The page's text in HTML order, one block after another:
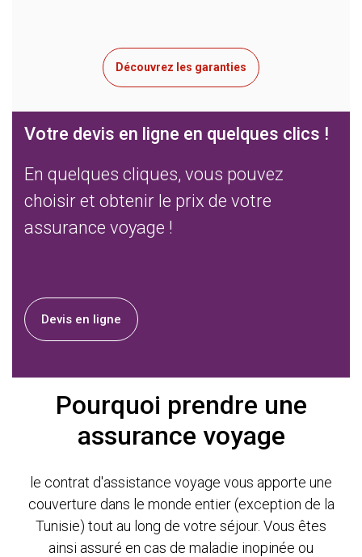
Découvrez les garanties
Votre devis en ligne en quelques clics !
En quelques cliques, vous pouvez
choisir et obtenir le prix de votre
assurance voyage !
Devis en ligne
Pourquoi prendre une
assurance voyage
le contrat d'assistance voyage vous apporte une
couverture dans le monde entier (exception de la
Tunisie) tout au long de votre séjour. Vous êtes
ainsi assuré en cas de maladie inopinée ou